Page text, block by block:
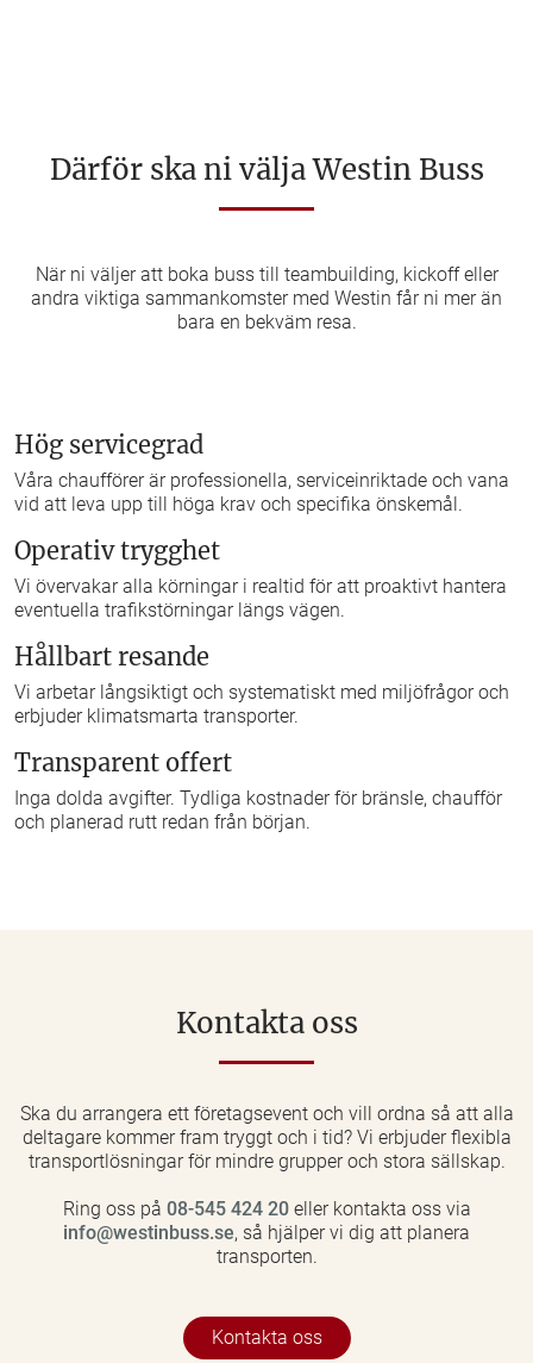
Därför ska ni välja Westin Buss
När ni väljer att boka buss till teambuilding, kickoff eller
andra viktiga sammankomster med Westin får ni mer än
bara en bekväm resa.
Hög servicegrad
Våra chaufförer är professionella, serviceinriktade och vana
vid att leva upp till höga krav och specifika önskemål.
Operativ trygghet
Vi övervakar alla körningar i realtid för att proaktivt hantera
eventuella trafikstörningar längs vägen.
Hållbart resande
Vi arbetar långsiktigt och systematiskt med miljöfrågor och
erbjuder klimatsmarta transporter.
Transparent offert
Inga dolda avgifter. Tydliga kostnader för bränsle, chaufför
och planerad rutt redan från början.
Kontakta oss
Ska du arrangera ett företagsevent och vill ordna så att alla
deltagare kommer fram tryggt och i tid? Vi erbjuder flexibla
transportlösningar för mindre grupper och stora sällskap.
Ring oss på 08-545 424 20eller kontakta oss via
info@westinbuss.se, så hjälper vi dig att planera
transporten.
Kontakta oss